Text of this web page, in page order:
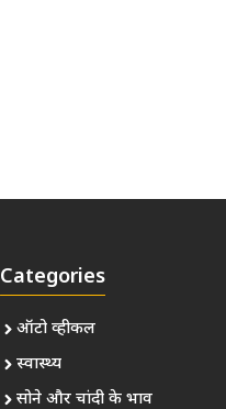
Categories
ऑटो व्हीकल
स्वास्थ्य
सोने और चांदी के भाव